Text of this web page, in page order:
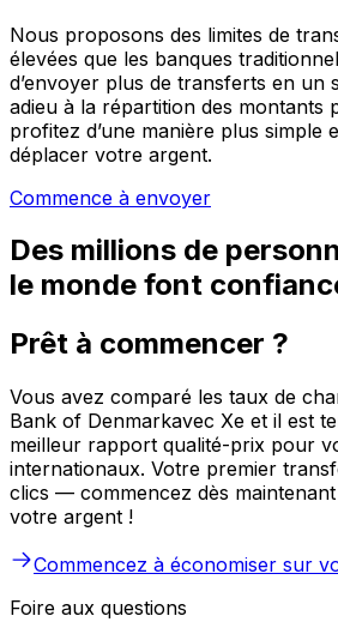
Nous proposons des limites de
élevées que les banques
d’envoyer plus de transferts en un
adieu à la répartition des montants
profitez d’une manière plus simple
déplacer votre argent.
Commence à envoyer
Des millions de
le monde font
Prêt à commencer ?
Vous avez comparé les taux de
Bank of Denmarkavec Xe et il est
meilleur rapport qualité-prix pour
internationaux. Votre premier
clics — commencez dès
votre argent !
Commencez à économiser sur
Foire aux questions